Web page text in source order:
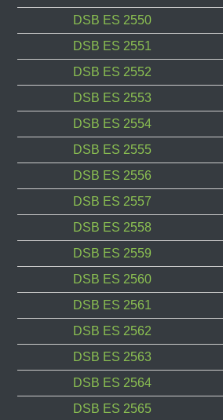
DSB ES 2550
DSB ES 2551
DSB ES 2552
DSB ES 2553
DSB ES 2554
DSB ES 2555
DSB ES 2556
DSB ES 2557
DSB ES 2558
DSB ES 2559
DSB ES 2560
DSB ES 2561
DSB ES 2562
DSB ES 2563
DSB ES 2564
DSB ES 2565